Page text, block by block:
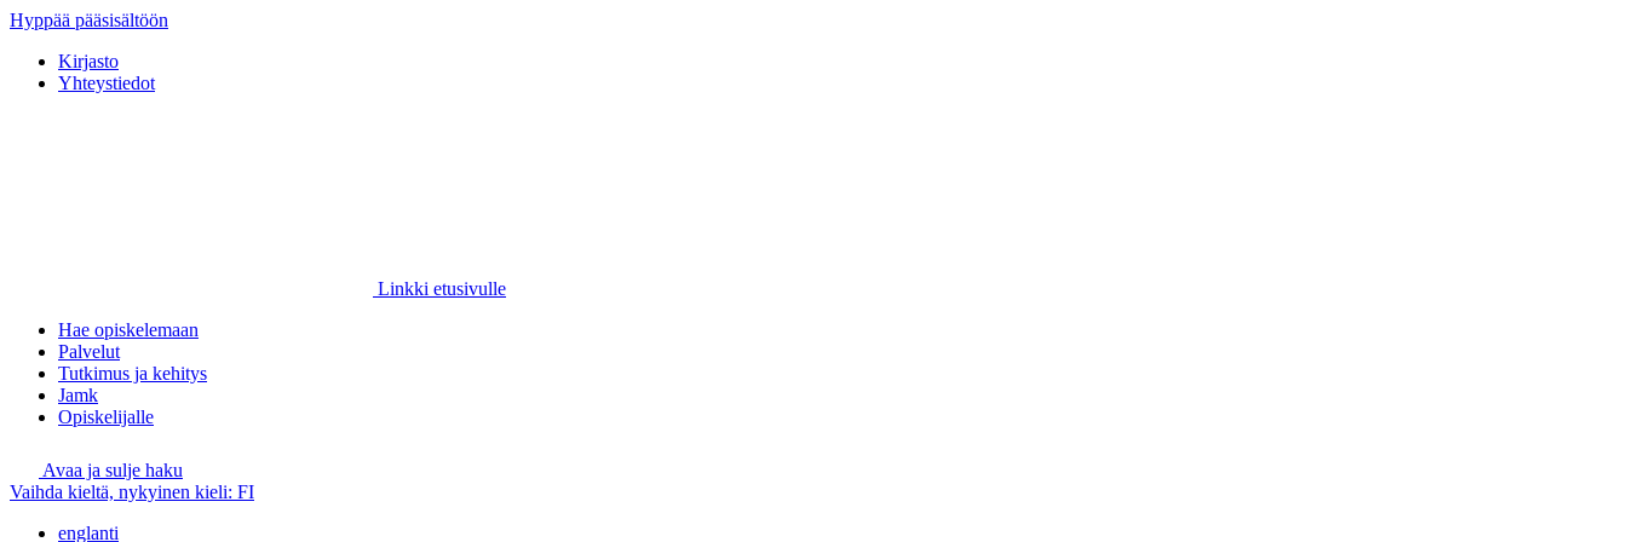
Hyppää pääsisältöön
Kirjasto
Yhteystiedot
Linkki etusivulle
Hae opiskelemaan
Palvelut
Tutkimus ja kehitys
Jamk
Opiskelijalle
Avaa ja sulje haku
Vaihda kieltä, nykyinen kieli: FI
englanti